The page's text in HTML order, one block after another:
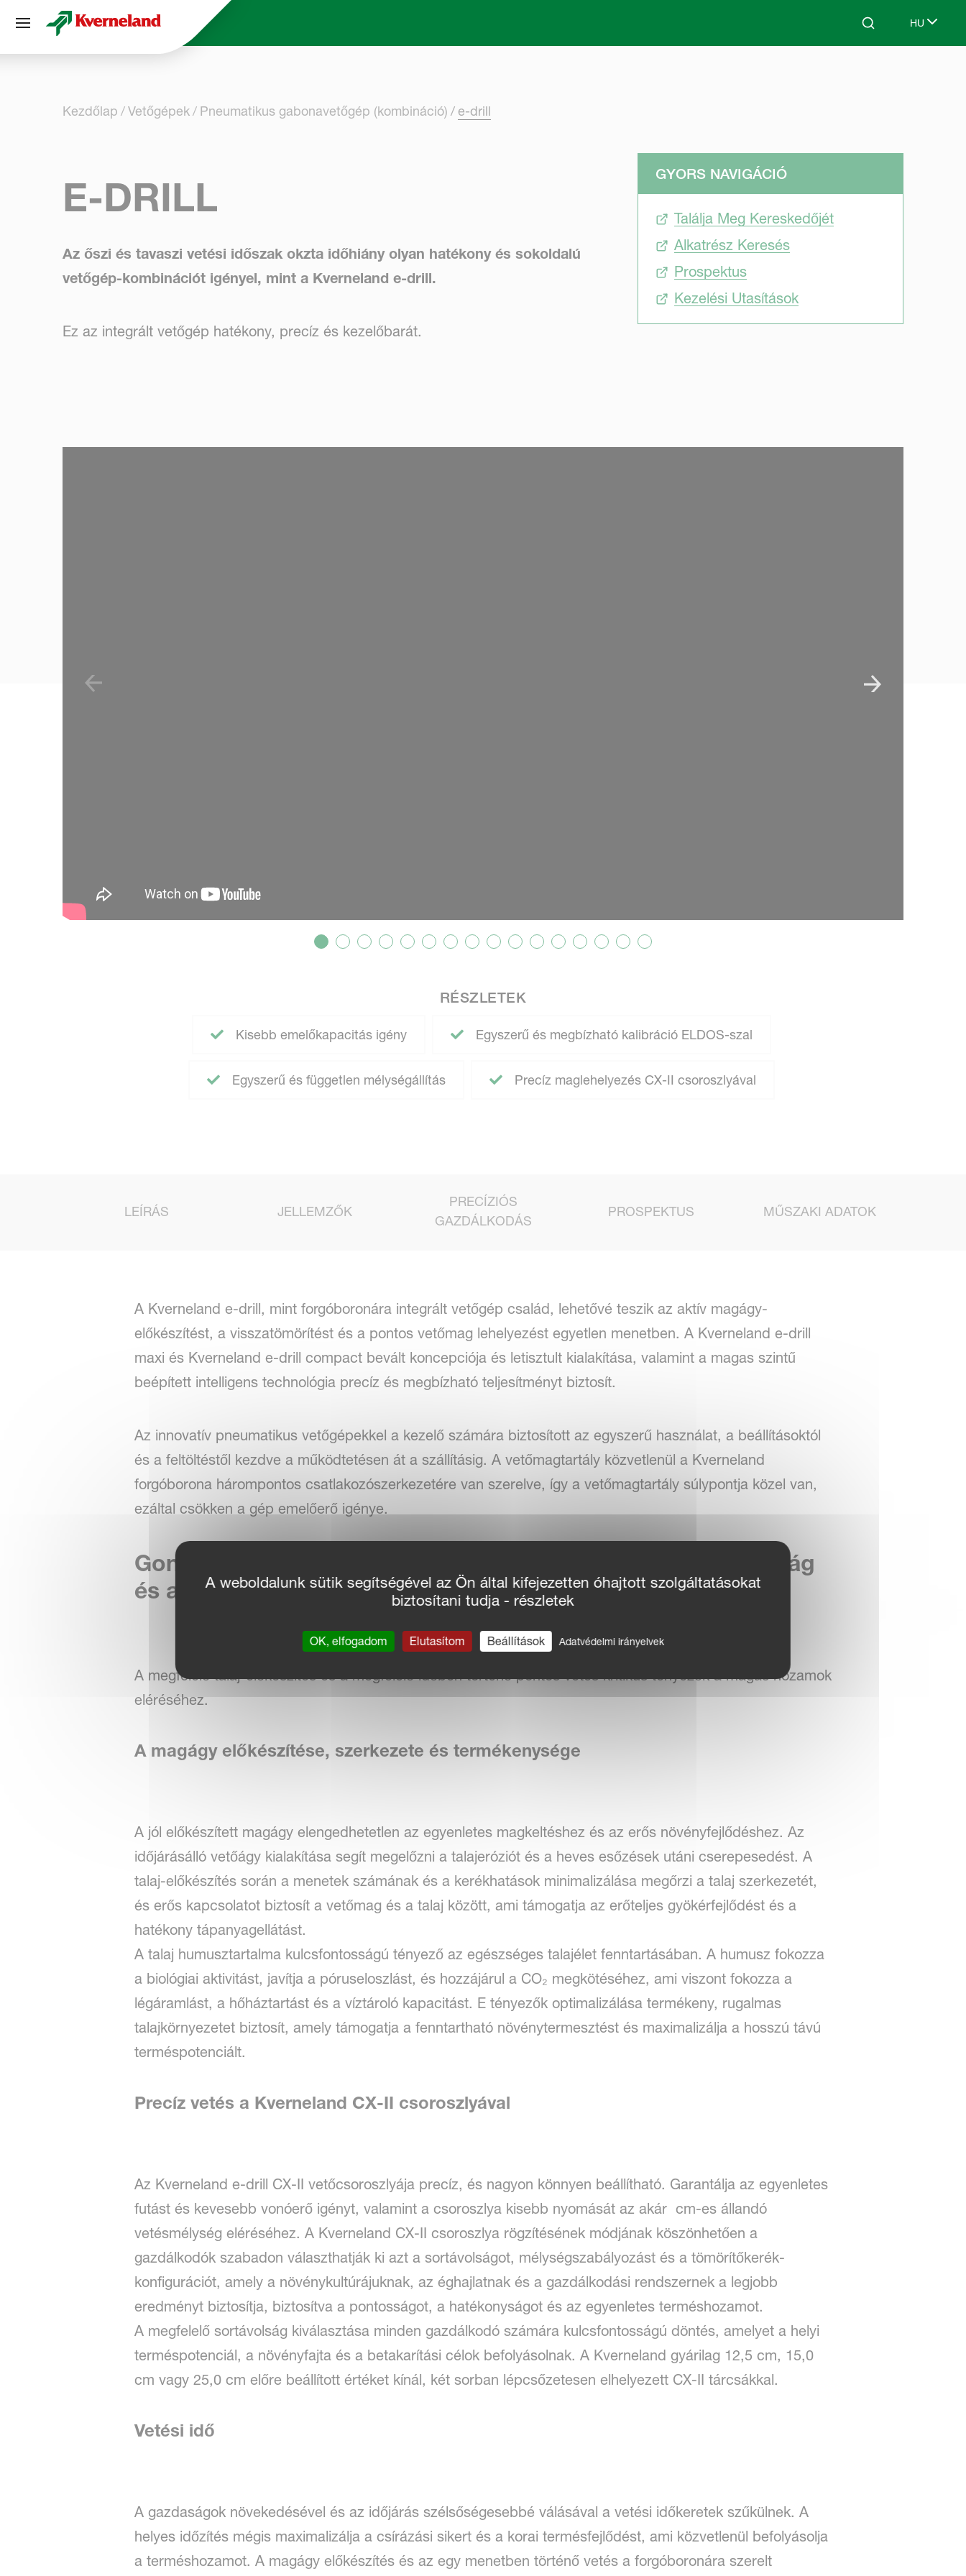
Search HU
Select
Kezdőlap Vetőgépek Pneumatikus gabonavetőgép (kombináció) e-drill
E-DRILL
Az őszi és tavaszi vetési időszak okzta időhiány olyan hatékony és sokoldalú
vetőgép-kombinációt igényel, mint a Kverneland e-drill.
Ez az integrált vetőgép hatékony, precíz és kezelőbarát.
GYORS NAVIGÁCIÓ
Találja Meg Kereskedőjét
Alkatrész Keresés
Prospektus
Kezelési Utasítások
RÉSZLETEK
Kisebb emelőkapacitás igény Egyszerű és megbízható kalibráció ELDOS-szal
Egyszerű és független mélységállítás Precíz maglehelyezés CX-II csoroszlyával
LEÍRÁS JELLEMZŐK
PRECÍZIÓS
GAZDÁLKODÁS
PROSPEKTUS MŰSZAKI ADATOK
A Kverneland e-drill, mint forgóboronára integrált vetőgép család, lehetővé teszik az aktív magágy-
előkészítést, a visszatömörítést és a pontos vetőmag lehelyezést egyetlen menetben. A Kverneland e-drill
maxi és Kverneland e-drill compact bevált koncepciója és letisztult kialakítása, valamint a magas szintű
beépített intelligens technológia precíz és megbízható teljesítményt biztosít.
Az innovatív pneumatikus vetőgépekkel a kezelő számára biztosított az egyszerű használat, a beállításoktól
és a feltöltéstől kezdve a működtetésen át a szállításig. A vetőmagtartály közvetlenül a Kverneland
forgóborona hárompontos csatlakozószerkezetére van szerelve, így a vetőmagtartály súlypontja közel van,
ezáltal csökken a gép emelőerő igénye.
Gondos magágy-előkészítés és precíz vetés a fenntarthatóság
és a magas terméshozam érdekében.
A megfelelő talaj-előkészítés és a megfelelő időben történő pontos vetés kritikus tényezők a magas hozamok
eléréséhez.
A magágy előkészítése, szerkezete és termékenysége
A jól előkészített magágy elengedhetetlen az egyenletes magkeltéshez és az erős növényfejlődéshez. Az
időjárásálló vetőágy kialakítása segít megelőzni a talajeróziót és a heves esőzések utáni cserepesedést. A
talaj-előkészítés során a menetek számának és a kerékhatások minimalizálása megőrzi a talaj szerkezetét,
és erős kapcsolatot biztosít a vetőmag és a talaj között, ami támogatja az erőteljes gyökérfejlődést és a
hatékony tápanyagellátást.
A talaj humusztartalma kulcsfontosságú tényező az egészséges talajélet fenntartásában. A humusz fokozza
a biológiai aktivitást, javítja a póruseloszlást, és hozzájárul a CO₂ megkötéséhez, ami viszont fokozza a
légáramlást, a hőháztartást és a víztároló kapacitást. E tényezők optimalizálása termékeny, rugalmas
talajkörnyezetet biztosít, amely támogatja a fenntartható növénytermesztést és maximalizálja a hosszú távú
terméspotenciált.
Precíz vetés a Kverneland CX-II csoroszlyával
Az Kverneland e-drill CX-II vetőcsoroszlyája precíz, és nagyon könnyen beállítható. Garantálja az egyenletes
futást és kevesebb vonóerő igényt, valamint a csoroszlya kisebb nyomását az akár cm-es állandó
vetésmélység eléréséhez. A Kverneland CX-II csoroszlya rögzítésének módjának köszönhetően a
gazdálkodók szabadon választhatják ki azt a sortávolságot, mélységszabályozást és a tömörítőkerék-
konfigurációt, amely a növénykultúrájuknak, az éghajlatnak és a gazdálkodási rendszernek a legjobb
eredményt biztosítja, biztosítva a pontosságot, a hatékonyságot és az egyenletes terméshozamot.
A megfelelő sortávolság kiválasztása minden gazdálkodó számára kulcsfontosságú döntés, amelyet a helyi
terméspotenciál, a növényfajta és a betakarítási célok befolyásolnak. A Kverneland gyárilag 12,5 cm, 15,0
cm vagy 25,0 cm előre beállított értéket kínál, két sorban lépcsőzetesen elhelyezett CX-II tárcsákkal.
Vetési idő
A gazdaságok növekedésével és az időjárás szélsőségesebbé válásával a vetési időkeretek szűkülnek. A
helyes időzítés mégis maximalizálja a csírázási sikert és a korai termésfejlődést, ami közvetlenül befolyásolja
a terméshozamot. A magágy előkészítés és az egy menetben történő vetés a forgóboronára szerelt
Süti preferenciák
A weboldalunk sütik segítségével az Ön által kifejezetten óhajtott szolgáltatásokat
biztosítani tudja - részletek
OK, elfogadom Elutasítom Beállítások Adatvédelmi irányelvek